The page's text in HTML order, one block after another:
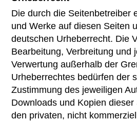
Die durch die Seitenbetreiber
und Werke auf diesen Seiten
deutschen Urheberrecht. Die
Bearbeitung, Verbreitung und
Verwertung außerhalb der
Urheberrechtes bedürfen der
Zustimmung des jeweiligen
Downloads und Kopien
den privaten, nicht